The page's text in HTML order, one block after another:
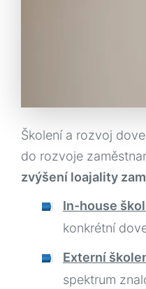
Školení a rozvoj
do rozvoje
zvýšení loajality
In-house
konkrétní
Externí
spektrum